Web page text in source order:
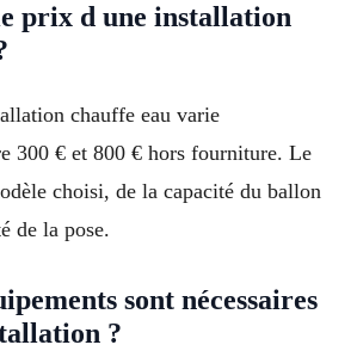
prix d une installation
chauffe eau varie
300 € et 800 € hors fourniture. Le
choisi, de la capacité du ballon
de la pose.
sont nécessaires
?